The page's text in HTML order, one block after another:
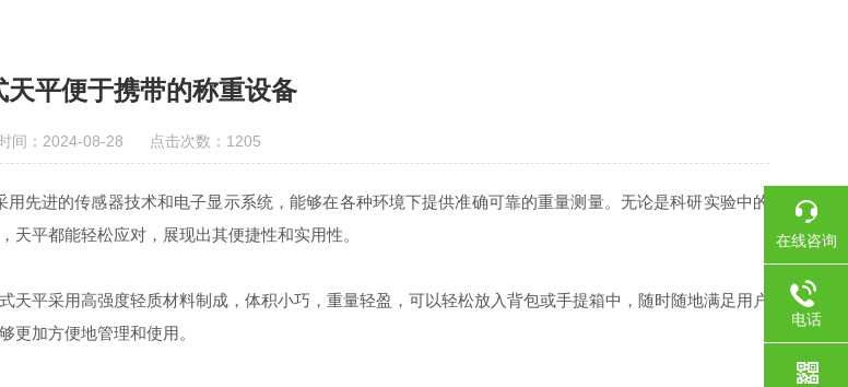
天平便于携带的称重设备
间：2024-08-28 点击次数：1205
进的传感器技术和电子显示系统，能够在各种环境下提供准确可靠的重量测量。无论是科研实验中的
平都能轻松应对，展现出其便捷性和实用性。
采用高强度轻质材料制成，体积小巧，重量轻盈，可以轻松放入背包或手提箱中，随时随地满足用户
更加方便地管理和使用。
在线咨询
电话